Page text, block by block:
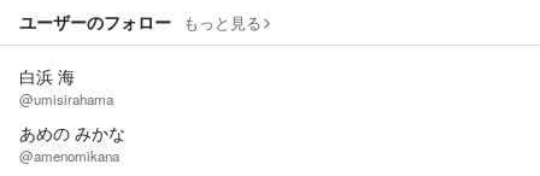
ユーザーのフォロー もっと見る
白浜 海
@umisirahama
あめの みかな
@amenomikana